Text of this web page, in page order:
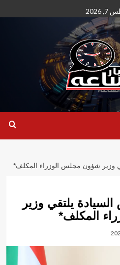
2026
وزير شؤون مجلس الوزراء المكلف*
يلتقي وزير
المكلف*